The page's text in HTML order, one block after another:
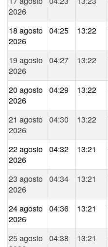
2026
18 agosto
2026
04:25 13:22
19 agosto
2026
04:27 13:22
20 agosto
2026
04:29 13:22
21 agosto
2026
04:30 13:22
22 agosto
2026
04:32 13:21
23 agosto
2026
04:34 13:21
24 agosto
2026
04:36 13:21
25 agosto
04:38 13:21